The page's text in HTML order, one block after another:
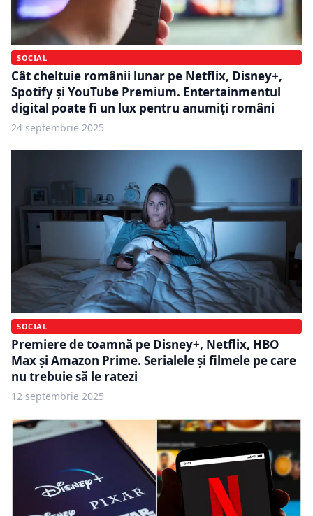
SOCIAL
Cât cheltuie românii lunar pe Netflix, Disney+,
Spotify și YouTube Premium. Entertainmentul
digital poate fi un lux pentru anumiți români
24 septembrie 2025
SOCIAL
Premiere de toamnă pe Disney+, Netflix, HBO
Max și Amazon Prime. Serialele și filmele pe care
nu trebuie să le ratezi
12 septembrie 2025